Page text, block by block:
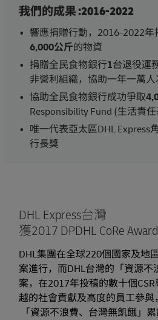
我們的成果 :2016-2022
響應捐贈行動，2016-2022年
6,000公斤的物資
捐贈全民食物銀行1台退役運
非營利組織，協助一年一萬
協助全民食物銀行成功爭取
Responsibility Fund (生活責
唯一代表亞太區DHL Express
行長獎​
DHL Express台灣
獲2017 DPDHL CoRe
DHL集團在全球220個國家及地
案進行，而DHL台灣的「資源
案，在2017年投稿的數十個
越的社會貢獻及高度的員工參與
「資源不浪費、台灣無飢餓」